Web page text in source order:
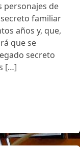
personajes de
familiar
años y, que,
que se
secreto
[…]